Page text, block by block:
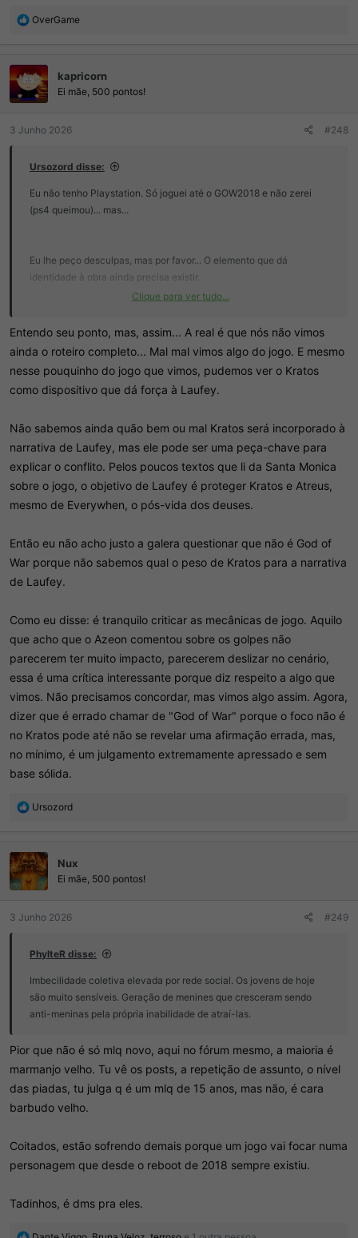
R
õ
e
s
OverGame
kapricorn
Ei mãe, 500 pontos!
3 Junho 2026 #248
Ursozord disse:
Eu não tenho Playstation. Só joguei até o GOW2018 e não zerei
(ps4 queimou)... mas...
Eu lhe peço desculpas, mas por favor... O elemento que dá
identidade à obra ainda precisa existir.
o personagem mais importante? Digo, "Senhor dos Aneis"
conflito principal existe por causa dele. O título da obra se refere a
ele... Então se pudessem remover Sauron e o que ele faz e fez... Do
que o livro seria?
ps. Não to defendendoGOWcom Kratos. Minha mente
simplesmente bugou com Sauron.
Clique para ver tudo...
Entendo seu ponto, mas, assim... A real é que nós não vimos
ainda o roteiro completo... Mal mal vimos algo do jogo. E mesmo
nesse pouquinho do jogo que vimos, pudemos ver o Kratos
como dispositivo que dá força à Laufey.
Não sabemos ainda quão bem ou mal Kratos será incorporado à
narrativa de Laufey, mas ele pode ser uma peça-chave para
explicar o conflito. Pelos poucos textos que li da Santa Monica
sobre o jogo, o objetivo de Laufey é proteger Kratos e Atreus,
mesmo de Everywhen, o pós-vida dos deuses.
Então eu não acho justo a galera questionar que não é God of
War porque não sabemos qual o peso de Kratos para a narrativa
de Laufey.
Como eu disse: é tranquilo criticar as mecânicas de jogo. Aquilo
que acho que o Azeon comentou sobre os golpes não
parecerem ter muito impacto, parecerem deslizar no cenário,
essa é uma crítica interessante porque diz respeito a algo que
vimos. Não precisamos concordar, mas vimos algo assim. Agora,
dizer que é errado chamar de "God of War" porque o foco não é
no Kratos pode até não se revelar uma afirmação errada, mas,
no mínimo, é um julgamento extremamente apressado e sem
base sólida.
R
õ
e
s
Ursozord
Nux
Ei mãe, 500 pontos!
3 Junho 2026 #249
PhylteR disse:
Imbecilidade coletiva elevada por rede social. Os jovens de hoje
são muito sensíveis. Geração de menines que cresceram sendo
anti-meninas pela própria inabilidade de atraí-las.
Pior que não é só mlq novo, aqui no fórum mesmo, a maioria é
marmanjo velho. Tu vê os posts, a repetição de assunto, o nível
das piadas, tu julga q é um mlq de 15 anos, mas não, é cara
barbudo velho.
Coitados, estão sofrendo demais porque um jogo vai focar numa
personagem que desde o reboot de 2018 sempre existiu.
Tadinhos, é dms pra eles.
R